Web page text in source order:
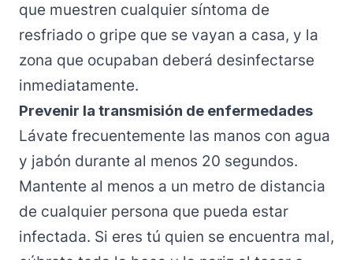
que muestren cualquier síntoma de
resfriado o gripe que se vayan a casa, y la
zona que ocupaban deberá desinfectarse
inmediatamente.
Prevenir la transmisión de enfermedades
Lávate frecuentemente las manos con agua
y jabón durante al menos 20 segundos.
Mantente al menos a un metro de distancia
de cualquier persona que pueda estar
infectada. Si eres tú quien se encuentra mal,